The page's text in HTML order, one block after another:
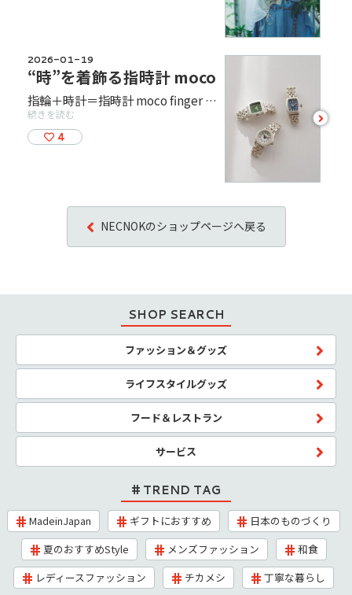
2026-01-19
“時”を着飾る指時計 moco
指輪＋時計＝指時計 moco finger watch とても小さな国産ムーブメントとオリジナルパーツを組み合わせてつくられた指時計は、クリエイターが1点ずつ制作しているためメンテナンスをしながら永くご愛用いただけます。 ファッションアイテムとしても実用的にお使いいただける時計です。 レザーベルトやセレクトオーダーしたシルバーベルト、ジュエリーリングタイプを展開しております。 世界的に珍しい指時計は贈り物にもおすすめです。 皆さまのご来店を心よりお待ちしております。
続きを読む
4
see
more
NECNOKのショップページへ戻る
SHOP SEARCH
ファッション＆グッズ
ライフスタイルグッズ
フード＆レストラン
サービス
TREND TAG
MadeinJapan ギフトにおすすめ
日本のものづくり
夏のおすすめStyle
メンズファッション
和食
レディースファッション
チカメシ
丁寧な暮らし